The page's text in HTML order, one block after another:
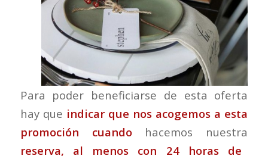
Para poder beneficiarse de esta oferta
hay que indicar que nos acogemos a esta
promoción
cuandohacemos nuestra
reserva, al menos con 24 horas de